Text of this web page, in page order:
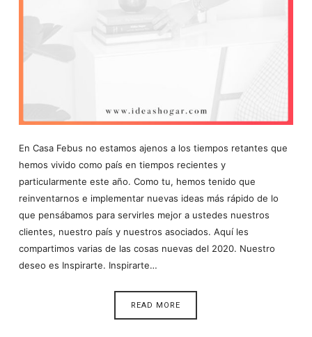
En Casa Febus no estamos ajenos a los tiempos retantes que
hemos vivido como país en tiempos recientes y
particularmente este año. Como tu, hemos tenido que
reinventarnos e implementar nuevas ideas más rápido de lo
que pensábamos para servirles mejor a ustedes nuestros
clientes, nuestro país y nuestros asociados. Aquí les
compartimos varias de las cosas nuevas del 2020. Nuestro
deseo es Inspirarte. Inspirarte…
READ MORE